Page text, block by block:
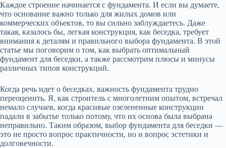
Каждое строение начинается с фундамента. И если вы думаете,
что основание важно только для жилых домов или
коммерческих объектов, то вы сильно заблуждаетесь. Даже
такая, казалось бы, легкая конструкция, как беседка, требует
внимания к деталям и правильного выбора фундамента. В этой
статье мы поговорим о том, как выбрать оптимальный
фундамент для беседки, а также рассмотрим плюсы и минусы
различных типов конструкций.
Когда речь идет о беседках, важность фундамента трудно
переоценить. Я, как строитель с многолетним опытом, встречал
немало случаев, когда красивые озелененные конструкции
падали в забытье только потому, что их основа была выбрана
неправильно. Таким образом, выбор фундамента для беседки —
это не просто вопрос практичности, но и вопрос эстетики и
долговечности.